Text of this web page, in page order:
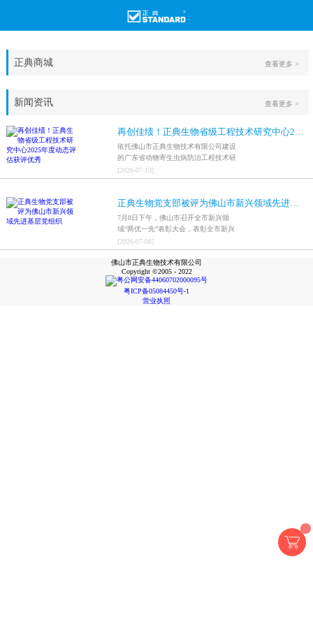
正典商城 查看更多 >
新闻资讯
再创佳绩！正典生物省级工程技术研究中心2025年度动态评估获评优秀
依托佛山市正典生物技术有限公司建设
的广东省动物寄生虫病防治工程技术研
究中心，在全省参评科研平台中综合表
现突出，成功获评最高评价等级“优
[2026-07-13]
正典生物党支部被评为佛山市新兴领域先进基层党组织
7月8日下午，佛山市召开全市新兴领
域“两优一先”表彰大会，表彰全市新兴
领域优秀共产党员、优秀党务工作者和
先进基层党组织，中共佛山市正典生物
技术有限公司支部委员会被评为佛山市
新兴领域先进基层党组织。
[2026-07-08]
查看更多 >
佛山市正典生物技术有限公司
Copyright ©2005 - 2022
粤公网安备44060702000095号
粤ICP备05084450号-1
营业执照